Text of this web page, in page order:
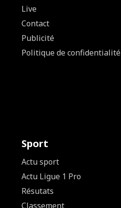
Live
Contact
Publicité
Politique de confidentialité
Sport
Actu sport
Actu Ligue 1 Pro
Résutats
Classement